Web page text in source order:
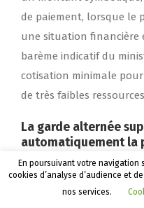
de paiement, lorsque le
une situation financière
barème indicatif du
cotisation minimale
de très faibles
La garde alternée
automatiquement la
Non. La résidence
automatiquement
alimentaire. Lorsque les
En poursuivant votre navigation
cookies d’analyse d’audience et
nos services.
Appeler le cabinet